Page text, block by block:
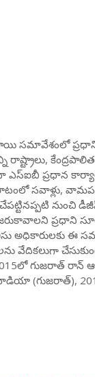
సమావేశంలో
రాష్ట్రాలు,
ప్రధాన
సవాళ్లు,
నుంచి డీజీపీల
ప్రధాని
అధికారులకు ఈ
వేదికలుగా
గుజరాత్‌
(గుజరాత్),